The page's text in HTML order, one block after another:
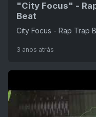
"City Focus" -
Beat
City Focus - Rap Trap
3 anos atrás